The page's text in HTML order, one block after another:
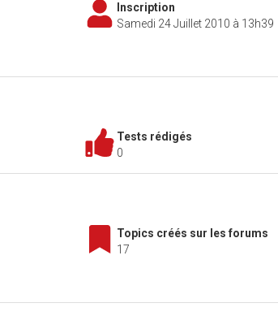
Inscription
Samedi 24 Juillet 2010 à 13h39
Tests rédigés
0
Topics créés sur les forums
17